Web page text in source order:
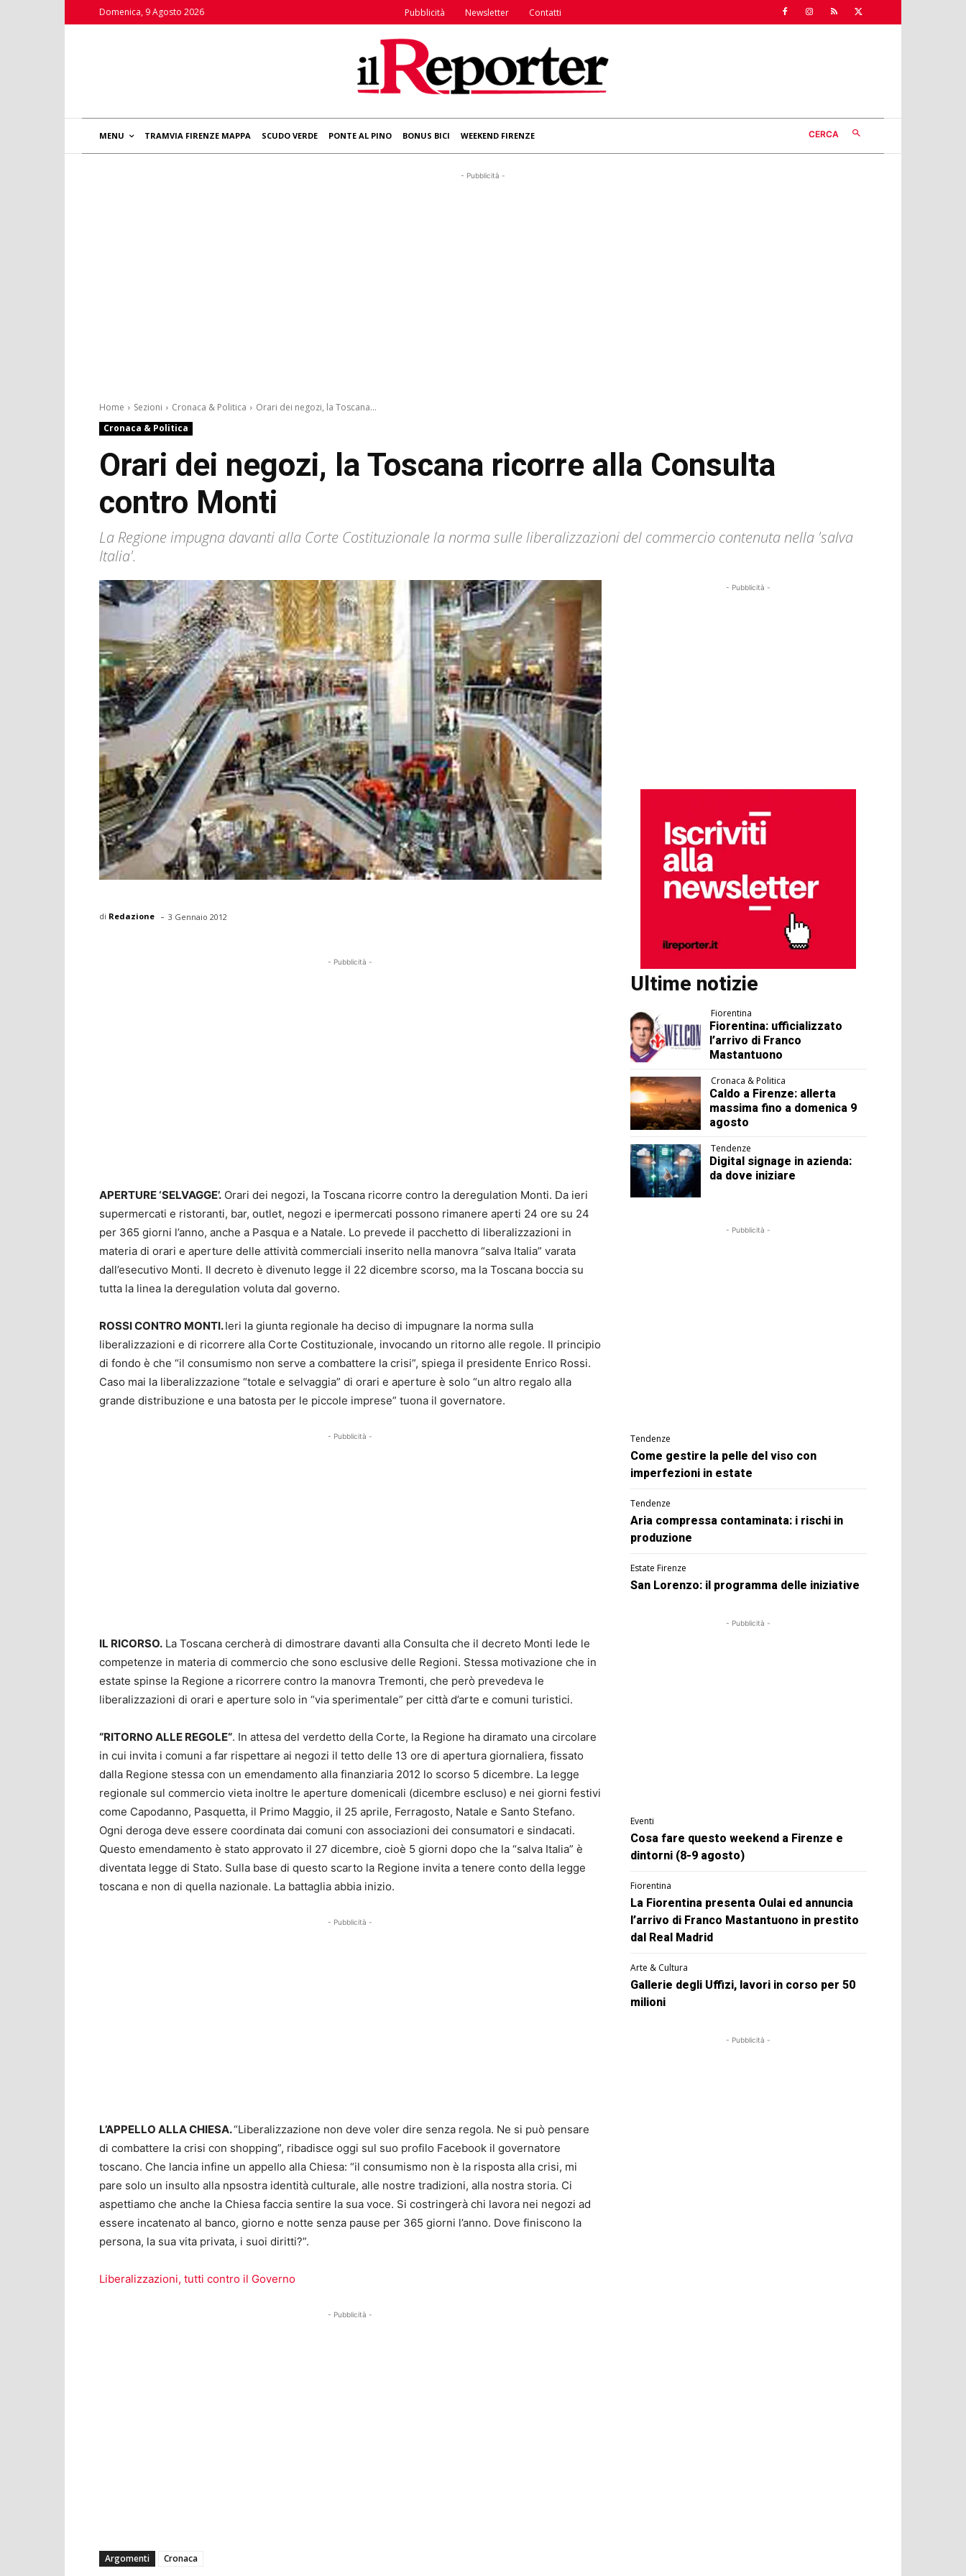
Domenica, 9 Agosto 2026 Pubblicità Newsletter Contatti
MENU TRAMVIA FIRENZE MAPPA SCUDO VERDE PONTE AL PINO BONUS BICI WEEKEND FIRENZE CERCA
- Pubblicità -
Home Sezioni Cronaca & Politica
Orari dei negozi, la Toscana...
Cronaca & Politica
Orari dei negozi, la Toscana ricorre alla Consulta
contro Monti
La Regione impugna davanti alla Corte Costituzionale la norma sulle liberalizzazioni del commercio contenuta nella 'salva
Italia'.
di Redazione - 3 Gennaio 2012
- Pubblicità -
APERTURE ‘SELVAGGE’. Orari dei negozi, la Toscana ricorre contro la deregulation Monti. Da ieri
supermercati e ristoranti, bar, outlet, negozi e ipermercati possono rimanere aperti 24 ore su 24
per 365 giorni l’anno, anche a Pasqua e a Natale. Lo prevede il pacchetto di liberalizzazioni in
materia di orari e aperture delle attività commerciali inserito nella manovra “salva Italia” varata
dall’esecutivo Monti. Il decreto è divenuto legge il 22 dicembre scorso, ma la Toscana boccia su
tutta la linea la deregulation voluta dal governo.
ROSSI CONTRO MONTI.Ieri la giunta regionale ha deciso di impugnare la norma sulla
liberalizzazioni e di ricorrere alla Corte Costituzionale, invocando un ritorno alle regole. Il principio
di fondo è che “il consumismo non serve a combattere la crisi”, spiega il presidente Enrico Rossi.
Caso mai la liberalizzazione “totale e selvaggia” di orari e aperture è solo “un altro regalo alla
grande distribuzione e una batosta per le piccole imprese” tuona il governatore.
- Pubblicità -
IL RICORSO. La Toscana cercherà di dimostrare davanti alla Consulta che il decreto Monti lede le
competenze in materia di commercio che sono esclusive delle Regioni. Stessa motivazione che in
estate spinse la Regione a ricorrere contro la manovra Tremonti, che però prevedeva le
liberalizzazioni di orari e aperture solo in “via sperimentale” per città d’arte e comuni turistici.
“RITORNO ALLE REGOLE“. In attesa del verdetto della Corte, la Regione ha diramato una circolare
in cui invita i comuni a far rispettare ai negozi il tetto delle 13 ore di apertura giornaliera, fissato
dalla Regione stessa con un emendamento alla finanziaria 2012 lo scorso 5 dicembre. La legge
regionale sul commercio vieta inoltre le aperture domenicali (dicembre escluso) e nei giorni festivi
come Capodanno, Pasquetta, il Primo Maggio, il 25 aprile, Ferragosto, Natale e Santo Stefano.
Ogni deroga deve essere coordinata dai comuni con associazioni dei consumatori e sindacati.
Questo emendamento è stato approvato il 27 dicembre, cioè 5 giorni dopo che la “salva Italia” è
diventata legge di Stato. Sulla base di questo scarto la Regione invita a tenere conto della legge
toscana e non di quella nazionale. La battaglia abbia inizio.
- Pubblicità -
L’APPELLO ALLA CHIESA.“Liberalizzazione non deve voler dire senza regola. Ne si può pensare
di combattere la crisi con shopping”, ribadisce oggi sul suo profilo Facebook il governatore
toscano. Che lancia infine un appello alla Chiesa: “il consumismo non è la risposta alla crisi, mi
pare solo un insulto alla npsostra identità culturale, alle nostre tradizioni, alla nostra storia. Ci
aspettiamo che anche la Chiesa faccia sentire la sua voce. Si costringerà chi lavora nei negozi ad
essere incatenato al banco, giorno e notte senza pause per 365 giorni l’anno. Dove finiscono la
persona, la sua vita privata, i suoi diritti?”.
Liberalizzazioni, tutti contro il Governo
- Pubblicità -
Argomenti Cronaca
- Pubblicità -
Ultime notizie
Fiorentina
Fiorentina: ufficializzato
l’arrivo di Franco
Mastantuono
Cronaca & Politica
Caldo a Firenze: allerta
massima fino a domenica 9
agosto
Tendenze
Digital signage in azienda:
da dove iniziare
- Pubblicità -
Tendenze
Come gestire la pelle del viso con
imperfezioni in estate
Tendenze
Aria compressa contaminata: i rischi in
produzione
Estate Firenze
San Lorenzo: il programma delle iniziative
- Pubblicità -
Eventi
Cosa fare questo weekend a Firenze e
dintorni (8-9 agosto)
Fiorentina
La Fiorentina presenta Oulai ed annuncia
l’arrivo di Franco Mastantuono in prestito
dal Real Madrid
Arte & Cultura
Gallerie degli Uffizi, lavori in corso per 50
milioni
- Pubblicità -